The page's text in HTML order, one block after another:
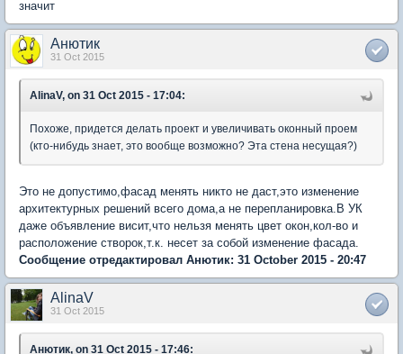
значит
Анютик
31 Oct 2015
AlinaV, on 31 Oct 2015 - 17:04:
Похоже, придется делать проект и увеличивать оконный проем
(кто-нибудь знает, это вообще возможно? Эта стена несущая?)
Это не допустимо,фасад менять никто не даст,это изменение
архитектурных решений всего дома,а не перепланировка.В УК
даже объявление висит,что нельзя менять цвет окон,кол-во и
расположение створок,т.к. несет за собой изменение фасада.
Сообщение отредактировал Анютик: 31 October 2015 - 20:47
AlinaV
31 Oct 2015
Анютик, on 31 Oct 2015 - 17:46: